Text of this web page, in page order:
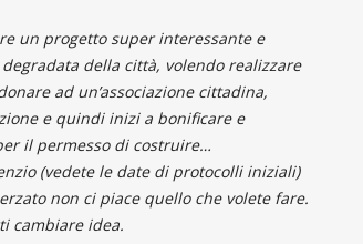
un progetto super interessante e
della città, volendo realizzare
ad un’associazione cittadina,
e quindi inizi a bonificare e
il permesso di costruire…
(vedete le date di protocolli iniziali)
non ci piace quello che volete fare.
cambiare idea.